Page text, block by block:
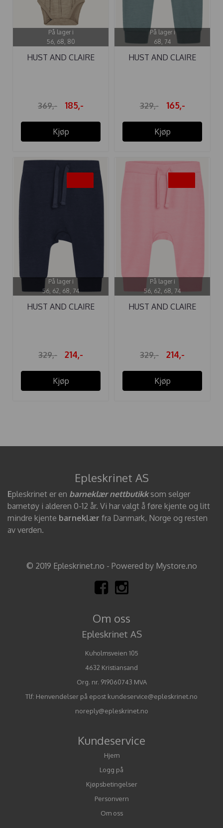
På lager i
56, 68, 80
HUST AND CLAIRE
369,- 185,-
Kjøp
På lager i
68, 74
HUST AND CLAIRE
329,- 165,-
Kjøp
På lager i
56, 62, 68, 74
HUST AND CLAIRE
329,- 214,-
Kjøp
På lager i
56, 62, 68, 74
HUST AND CLAIRE
329,- 214,-
Kjøp
Epleskrinet AS
Epleskrinet er en barneklær nettbutikksom selger
barnetøy i alderen 0-12 år. Vi har valgt å føre kjente og litt
mindre kjente barneklær fra Danmark, Norge og resten
av verden.
© 2019 Epleskrinet.no - Powered by Mystore.no
Om oss
Epleskrinet AS
Kuholmsveien 105
4632 Kristiansand
Org. nr. 919060743 MVA
Tlf: Henvendelser på epost kundeservice@epleskrinet.no
noreply@epleskrinet.no
Kundeservice
Hjem
Logg på
Kjøpsbetingelser
Personvern
Om oss